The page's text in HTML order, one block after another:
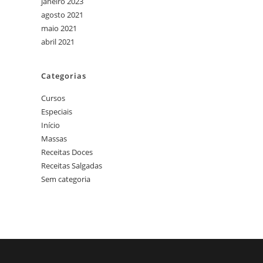
agosto 2021
maio 2021
abril 2021
Categorias
Cursos
Especiais
Início
Massas
Receitas Doces
Receitas Salgadas
Sem categoria